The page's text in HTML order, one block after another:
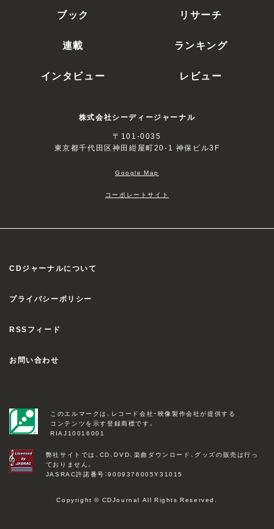
ブック リサーチ
連載 ランキング
インタビュー レビュー
株式会社シーディージャーナル
〒101-0035
東京都千代田区神田紺屋町20-1 神保ビル3F
Google Map
コーポレートサイト
CDジャーナルについて
プライバシーポリシー
RSSフィード
お問い合わせ
このエルマークは、レコード会社・映像製作会社が提供する
コンテンツを示す登録商標です。
RIAJ10016001
弊社サイトでは、CD、DVD、楽曲ダウンロード、グッズの販売は行っ
ておりません。
JASRAC許諾番号：9009376005Y31015
Copyright © CDJournal All Rights Reserved.